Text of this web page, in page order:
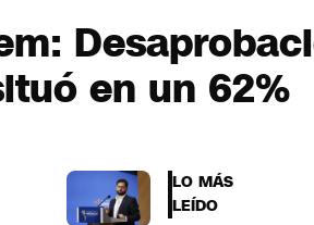
en un 62%
LO MÁS
LEÍDO